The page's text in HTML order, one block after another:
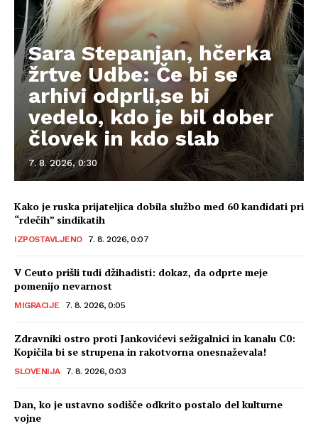
Sara Stepanjan, hčerka
žrtve Udbe: Če bi se
arhivi odprli,se bi
vedelo, kdo je bil dober
človek in kdo slab
7. 8. 2026, 0:30
Kako je ruska prijateljica dobila službo med 60 kandidati pri
“rdečih” sindikatih
IZPOSTAVLJENO 7. 8. 2026, 0:07
V Ceuto prišli tudi džihadisti: dokaz, da odprte meje
pomenijo nevarnost
MIGRACIJE 7. 8. 2026, 0:05
Zdravniki ostro proti Jankovićevi sežigalnici in kanalu C0:
Kopičila bi se strupena in rakotvorna onesnaževala!
SLOVENIJA 7. 8. 2026, 0:03
Dan, ko je ustavno sodišče odkrito postalo del kulturne
vojne